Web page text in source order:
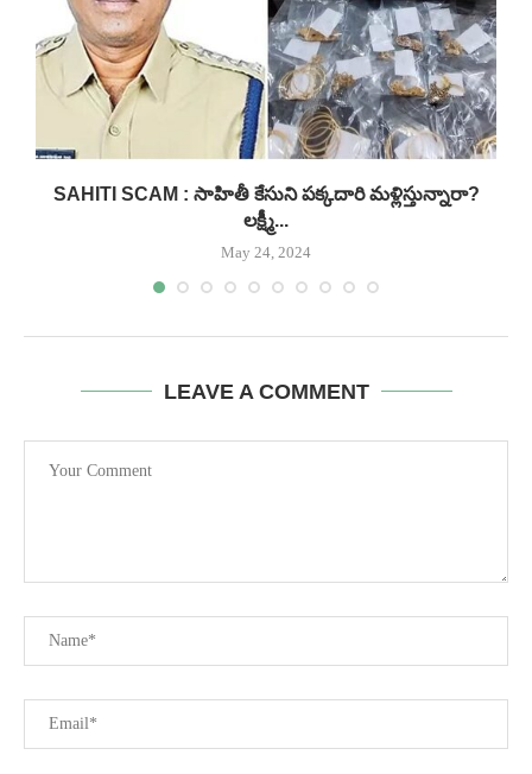
SAHITI SCAM : సాహితీ కేసుని పక్కదారి మళ్లిస్తున్నారా?
లక్ష్మీ...
May 24, 2024
LEAVE A COMMENT